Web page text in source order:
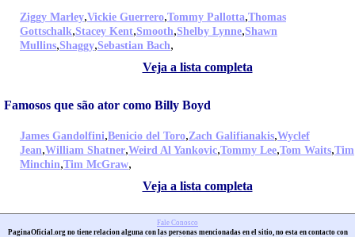
Ziggy Marley,Vickie Guerrero,Tommy Pallotta,Thomas
Gottschalk,Stacey Kent,Smooth,Shelby Lynne,Shawn
Mullins,Shaggy,Sebastian Bach,
Veja a lista completa
Famosos que são ator como Billy Boyd
James Gandolfini,Benicio del Toro,Zach Galifianakis,Wyclef
Jean,William Shatner,Weird Al Yankovic,Tommy Lee,Tom Waits,Tim
Minchin,Tim McGraw,
Veja a lista completa
Fale Conosco
PaginaOficial.org no tiene relacion alguna con las personas mencionadas en el sitio, no esta en contacto con